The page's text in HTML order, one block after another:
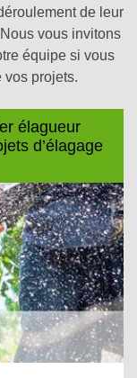
de leur
vous invitons
équipe si vous
vos projets.
élagueur
d’élagage